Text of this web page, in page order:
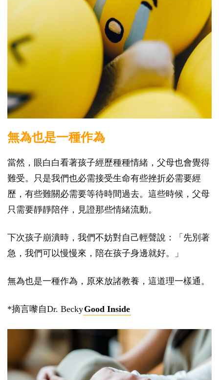
無為也是一種作為
當然，眼白白看著孩子經歷種種情緒，父母也會覺得
難受。只是我們也必需接受生命有些挫折必需要經
歷，有些難關必需要等待時間過去。這些時候，父母
只需要靜靜陪伴，見證那些情緒流動。
下次孩子崩潰時，我們不妨對自己輕聲說：「先別著
急，我們可以慢慢來，陪在孩子身邊就好。」
無為也是一種作為，原來放諸教養，這道理一樣通。
*摘言嚟自Dr. BeckyGood Inside